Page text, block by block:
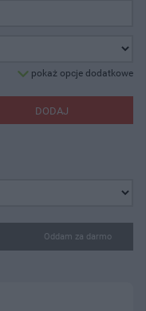
pokaż opcje dodatkowe
DODAJ
Oddam za darmo